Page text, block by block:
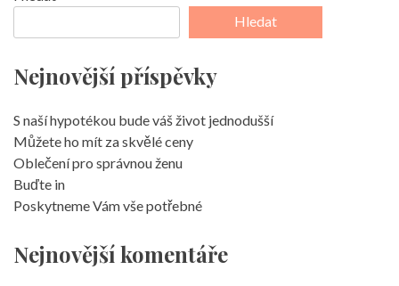
Hledat
Nejnovější příspěvky
S naší hypotékou bude váš život jednodušší
Můžete ho mít za skvělé ceny
Oblečení pro správnou ženu
Buďte in
Poskytneme Vám vše potřebné
Nejnovější komentáře